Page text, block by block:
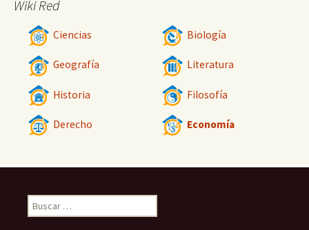
Wiki Red
Ciencias Biología
Geografía Literatura
Historia Filosofía
Derecho Economía
Buscar: